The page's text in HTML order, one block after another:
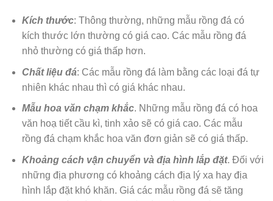
Kích thước: Thông thường, những mẫu rồng đá có
kích thước lớn thường có giá cao. Các mẫu rồng đá
nhỏ thường có giá thấp hơn.
Chất liệu đá: Các mẫu rồng đá làm bằng các loại đá tự
nhiên khác nhau thì có giá khác nhau.
Mẫu hoa văn chạm khắc. Những mẫu rồng đá có hoa
văn hoạ tiết cầu kì, tinh xảo sẽ có giá cao. Các mẫu
rồng đá chạm khắc hoa văn đơn giản sẽ có giá thấp.
Khoảng cách vận chuyển và địa hình lắp đặt. Đối với
những địa phương có khoảng cách địa lý xa hay địa
hình lắp đặt khó khăn. Giá các mẫu rồng đá sẽ tăng